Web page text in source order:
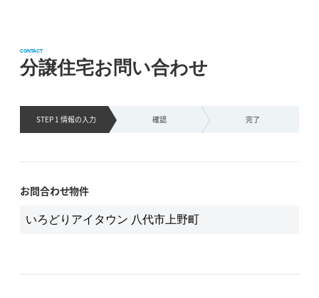
分譲住宅お問い合わせ
CONTACT
STEP 1 情報の入力 確認 完了
お問合わせ物件